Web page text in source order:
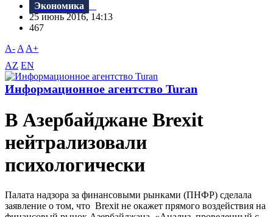
Экономика
25 июнь 2016, 14:13
467
A- A A+
AZ EN
Информационное агентство Turan
В Азербайджане Brexit
нейтрализовали
психологически
Палата надзора за финансовыми рынками (ПНФР) сделала
заявление о том, что Brexit не окажет прямого воздействия на